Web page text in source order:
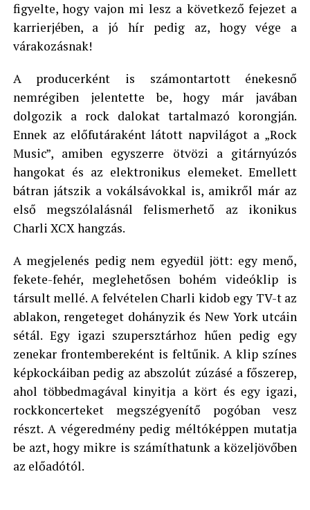
figyelte, hogy vajon mi lesz a következő fejezet a
karrierjében, a jó hír pedig az, hogy vége a
várakozásnak!
A producerként is számontartott énekesnő
nemrégiben jelentette be, hogy már javában
dolgozik a rock dalokat tartalmazó korongján.
Ennek az előfutáraként látott napvilágot a „Rock
Music”, amiben egyszerre ötvözi a gitárnyúzós
hangokat és az elektronikus elemeket. Emellett
bátran játszik a vokálsávokkal is, amikről már az
első megszólalásnál felismerhető az ikonikus
Charli XCX hangzás.
A megjelenés pedig nem egyedül jött: egy menő,
fekete-fehér, meglehetősen bohém videóklip is
társult mellé. A felvételen Charli kidob egy TV-t az
ablakon, rengeteget dohányzik és New York utcáin
sétál. Egy igazi szupersztárhoz hűen pedig egy
zenekar frontembereként is feltűnik. A klip színes
képkockáiban pedig az abszolút zúzásé a főszerep,
ahol többedmagával kinyitja a kört és egy igazi,
rockkoncerteket megszégyenítő pogóban vesz
részt. A végeredmény pedig méltóképpen mutatja
be azt, hogy mikre is számíthatunk a közeljövőben
az előadótól.